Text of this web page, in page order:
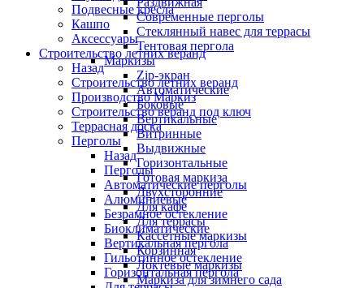
Современные перголы
Стеклянный навес для террасы
Тентовая пергола
Маркизы
Zip-экран
Автоматические
Боковые
Вертикальные
Витринные
Выдвижные
Горизонтальные
Готовая маркиза
Двухсторонние
Для кафе
Для террасы
Кассетные маркизы
Корзинная
Локтевые маркизы
Маркиза для зимнего сада
Подвесные кресла
Кашпо
Аксессуары
Строительство летних веранд
Назад
Строительство летних веранд
Производство Маркиз
Строительство веранд под ключ
Террасная доска
Перголы
Назад
Перголы
Автоматические перголы
Алюминиевые
Безрамное остекление
Биоклиматические
Вертикальная пергола
Гильотинное остекление
Горизонтальная пергола